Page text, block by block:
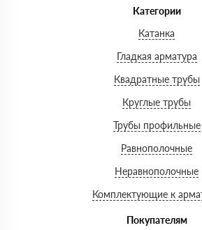
Категории
Катанка
Гладкая арматура
Квадратные трубы
Круглые трубы
Трубы профильные
Равнополочные
Неравнополочные
Комплектующие к
Покупателям